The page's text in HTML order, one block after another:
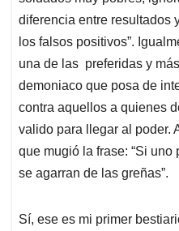
diferencia entre resultados
los falsos positivos”.
una de las preferidas y
demoniaco que posa de
contra aquellos a quienes
valido para llegar al poder.
que mugió la frase: “Si uno
se agarran de las greñas”.
Sí, ese es mi primer